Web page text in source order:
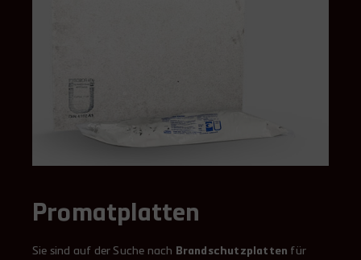
Promatplatten
Sie sind auf der Suche nach Brandschutzplatten für